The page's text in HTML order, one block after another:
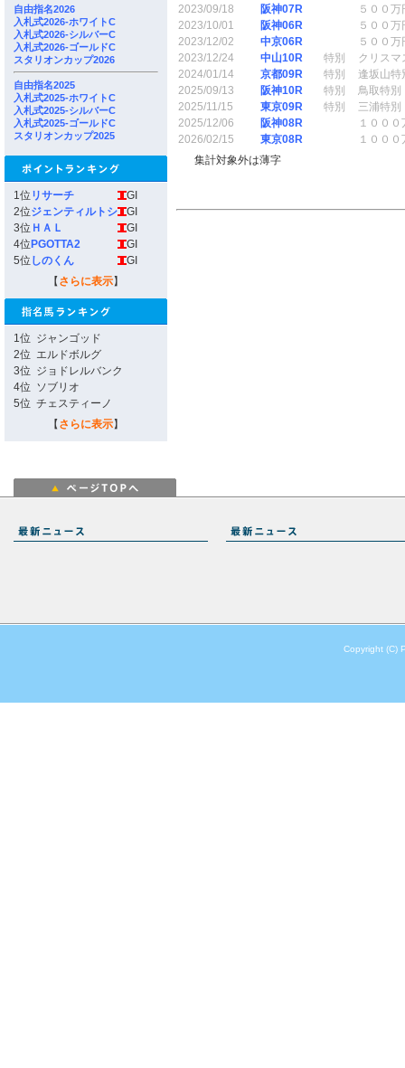
自由指名2026
入札式2026-ホワイトC
入札式2026-シルバーC
入札式2026-ゴールドC
スタリオンカップ2026
自由指名2025
入札式2025-ホワイトC
入札式2025-シルバーC
入札式2025-ゴールドC
スタリオンカップ2025
1位 リサーチ
GI
2位ジェンティルトシ
GI
3位 ＨＡＬ
GI
4位 PGOTTA2
GI
5位 しのくん
GI
【 さらに表示】
1位 ジャンゴッド
2位 エルドボルグ
3位 ジョドレルバンク
4位 ソブリオ
5位 チェスティーノ
【 さらに表示】
2023/09/18
阪神07R
５００万
2023/10/01
阪神06R
５００万
2023/12/02
中京06R
５００万
2023/12/24
中山10R 特別
クリスマ
2024/01/14
京都09R 特別
逢坂山特
2025/09/13
阪神10R 特別
鳥取特別
2025/11/15
東京09R 特別
三浦特別
2025/12/06
阪神08R
１００
2026/02/15
東京08R
１００
集計対象外は薄字
Copyright (C)